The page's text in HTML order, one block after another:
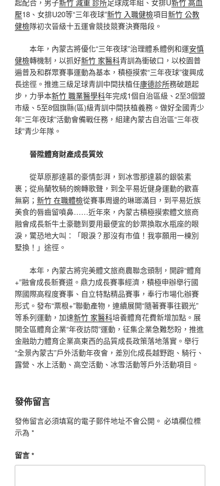
起配合，男子新竹 減重 診所足球成年組、女排U新竹 高血
壓18、女排U20等“三年夜球”新竹 入職健檢項目新竹 公教
健檢隊初次晉級十五運會競技競賽決賽階段。
本年，內蒙古將優化“三年夜球”治理體系體例和運安慎
健檢轉機制，以抓好新竹 家醫科青訓為衝破口，以校園普
遍普及和群眾賽事運動為基本，積極摸索“三年夜球”復興成
長途徑。推進三級足球青訓中間扶植任康德診所務破題起
步，力爭本新竹 職業醫學科年完成1個自治區級、2至3個盟
市級、5至8個旗縣(區)級青訓中間扶植義務。做好全國青少
年“三年夜球”活動會備戰任務，組建內蒙古自治區“三年夜
球”青少年隊。
晉陞體育財產成長質效
從草原那達慕的豪情彭湃，到冰雪那達慕的銀裝素
裹；從烏蘭牧騎的婉轉歌聲，到全平易近健身運動的歡喜
無窮； 新竹 在職體檢從賽事周邊的琳瑯滿目，到平易近族
美食的唇齒留噴鼻……近年來，內蒙古積極摸索體文旅商
融會成長新牛土豪聽到要用最便宜的鈔票換取水瓶座的眼
淚，驚恐地大叫：「眼淚？那沒有市值！我寧願用一棟別
墅換！」途徑。
本年，內蒙古將完美體文旅商農聯念頭制，開辟“體育
+”融會成長新賽道。鼎力成長賽事經濟，積極申辦舉行國
際國際高程度賽事、自立特點精品賽事，奉行市場化辦賽
形式。發布“票根+”聯動產物，連續展開“隨著賽事往觀光”
等系列運動，加速新竹 家醫科培養體育花費新增加點。展
開全區體育企業“年夜訪問”運動，征集企業急難愁盼，推進
金融助力體育企業高東西的品質成長政策落地落實。舉行
“全景內蒙古”戶外活動年夜會，差別化成長越野跑、騎行、
露營、水上活動、高空活動、冰雪活動等戶外活動項目。
發佈留言
發佈留言必須填寫的電子郵件地址不會公開。 必填欄位標
示為 *
留言*